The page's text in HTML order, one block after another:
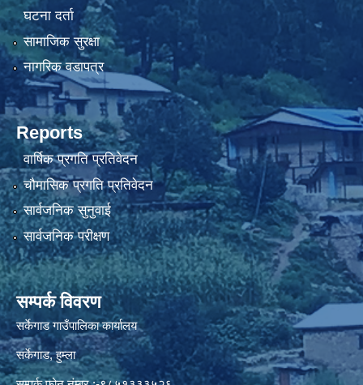
घटना दर्ता
सामाजिक सुरक्षा
नागरिक वडापत्र
Reports
वार्षिक प्रगति प्रतिवेदन
चौमासिक प्रगति प्रतिवेदन
सार्वजनिक सुनुवाई
सार्वजनिक परीक्षण
सम्पर्क विवरण
सर्केगाड गाउँपालिका कार्यालय
सर्केगाड, हुम्ला